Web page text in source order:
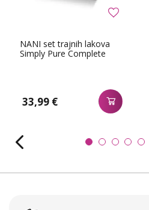
NANI set trajnih lakova
Simply Pure Complete
33,99 €